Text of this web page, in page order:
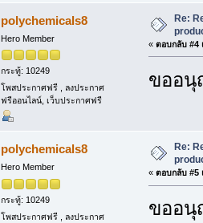
polychemicals8
Hero Member
กระทู้: 10249
โพสประกาศฟรี , ลงประกาศ
ฟรีออนไลน์, เว็บประกาศฟรี
Re:
« ตอบกลับ #4
ขออนุ
polychemicals8
Hero Member
กระทู้: 10249
โพสประกาศฟรี , ลงประกาศ
Re:
« ตอบกลับ #5
ขออนุ